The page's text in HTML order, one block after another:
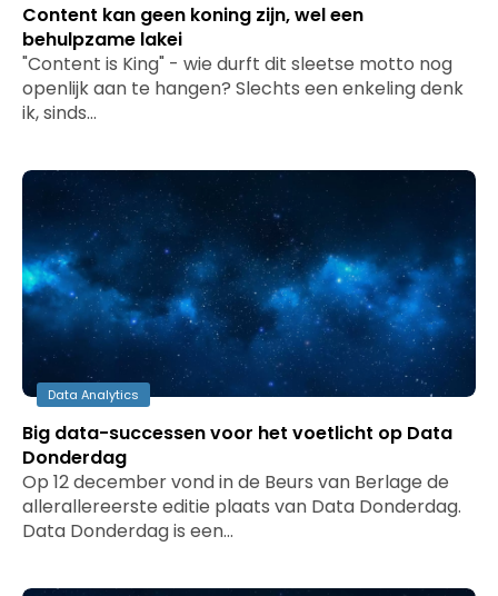
Content kan geen koning zijn, wel een
behulpzame lakei
"Content is King" - wie durft dit sleetse motto nog
openlijk aan te hangen? Slechts een enkeling denk
ik, sinds…
Data Analytics
Big data-successen voor het voetlicht op Data
Donderdag
Op 12 december vond in de Beurs van Berlage de
allerallereerste editie plaats van Data Donderdag.
Data Donderdag is een…